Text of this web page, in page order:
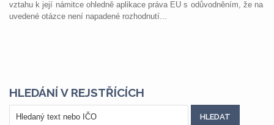
vztahu k její námitce ohledně aplikace práva EU s odůvodněním, že na
uvedené otázce není napadené rozhodnutí...
HLEDÁNÍ V REJSTŘÍCÍCH